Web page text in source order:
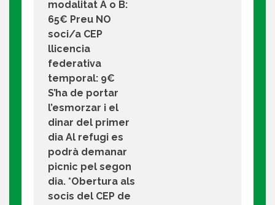
modalitat A o B:
65€ Preu NO
soci/a CEP
llicencia
federativa
temporal: 9€
S’ha de portar
l’esmorzar i el
dinar del primer
dia Al refugi es
podrà demanar
picnic pel segon
dia. *Obertura als
socis del CEP de